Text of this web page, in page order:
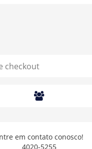
em contato conosco!
4020-5255